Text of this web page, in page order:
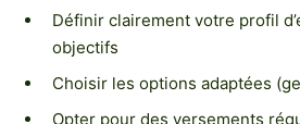
Définir clairement votre profil
objectifs
Choisir les options adaptées
Opter pour des versements